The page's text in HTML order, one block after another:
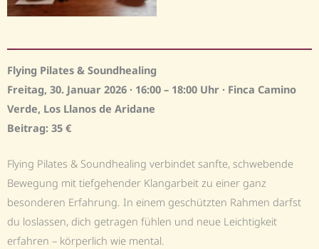
Flying Pilates & Soundhealing
Freitag, 30. Januar 2026 · 16:00 – 18:00 Uhr · Finca Camino
Verde, Los Llanos de Aridane
Beitrag: 35 €
Flying Pilates & Soundhealing verbindet sanfte, schwebende
Bewegung mit tiefgehender Klangarbeit zu einer ganz
besonderen Erfahrung. In einem geschützten Rahmen darfst
du loslassen, dich getragen fühlen und neue Leichtigkeit
erfahren – körperlich wie mental.